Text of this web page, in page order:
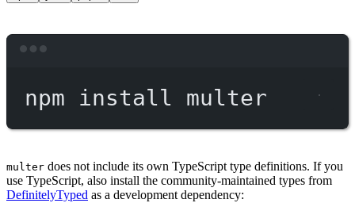
npm install multer
multer does not include its own TypeScript type definitions. If you
use TypeScript, also install the community-maintained types from
DefinitelyTyped as a development dependency: